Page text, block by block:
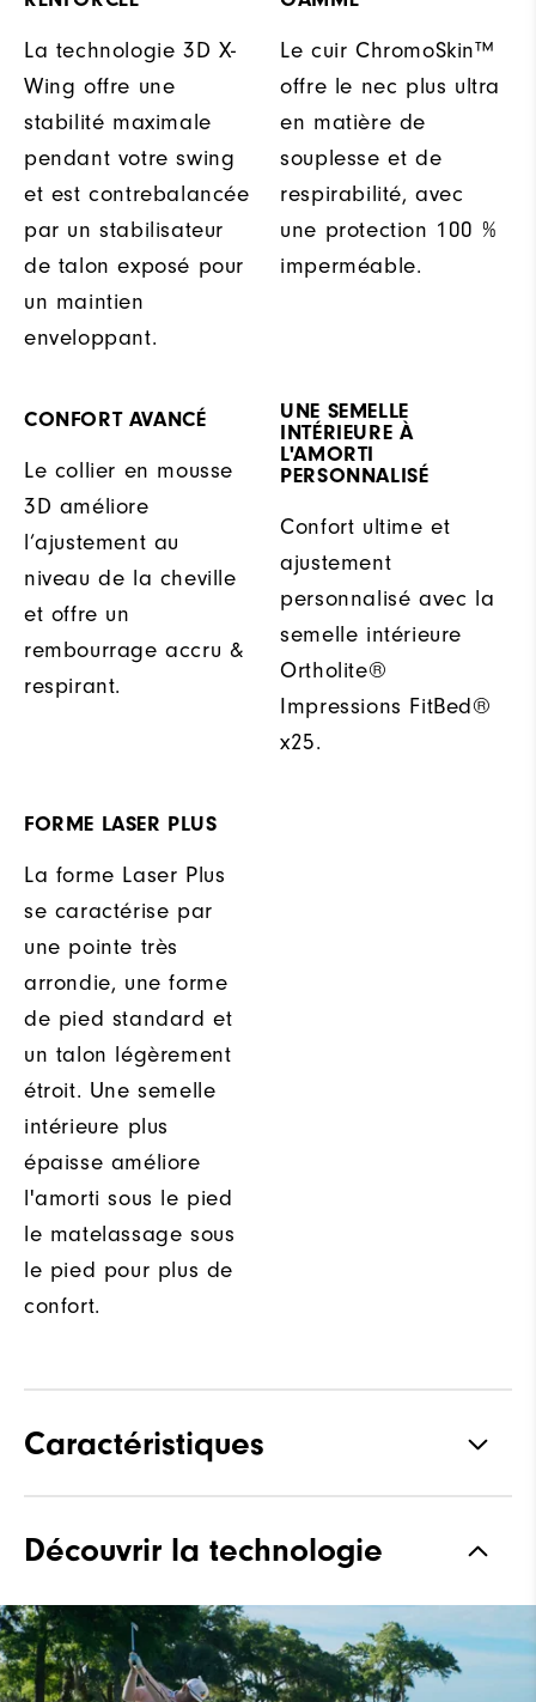
La technologie 3D X-
Wing offre une
stabilité maximale
pendant votre swing
et est contrebalancée
par un stabilisateur
de talon exposé pour
un maintien
enveloppant.
Le cuir ChromoSkin™
offre le nec plus ultra
en matière de
souplesse et de
respirabilité, avec
une protection 100 %
imperméable.
CONFORT AVANCÉ
Le collier en mousse
3D améliore
l’ajustement au
niveau de la cheville
et offre un
rembourrage accru &
respirant.
UNE SEMELLE
INTÉRIEURE À
L'AMORTI
PERSONNALISÉ
Confort ultime et
ajustement
personnalisé avec la
semelle intérieure
Ortholite®
Impressions FitBed®
x25.
FORME LASER PLUS
La forme Laser Plus
se caractérise par
une pointe très
arrondie, une forme
de pied standard et
un talon légèrement
étroit. Une semelle
intérieure plus
épaisse améliore
l'amorti sous le pied
le matelassage sous
le pied pour plus de
confort.
Caractéristiques
Amorti
Découvrir la technologie